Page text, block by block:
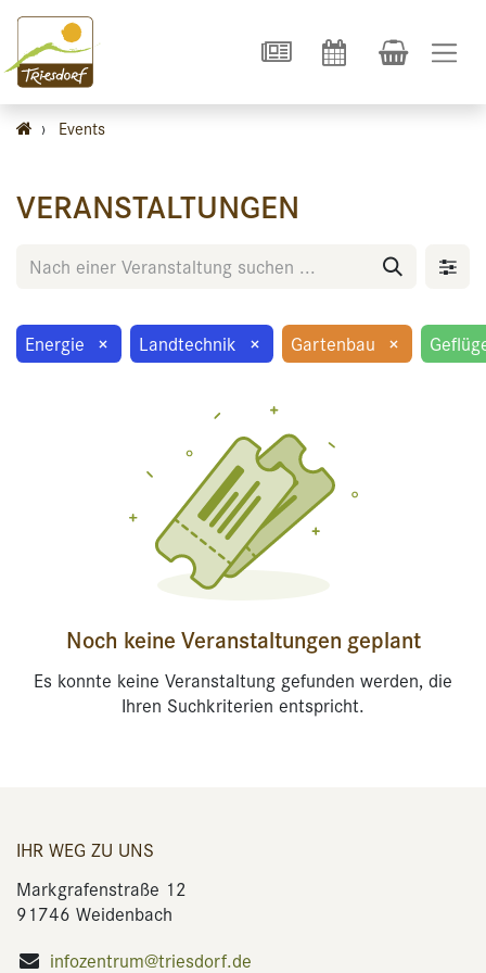
› Events
VERANSTALTUNGEN
Energie × Landtechnik × Gartenbau ×
Noch keine Veranstaltungen geplant
Es konnte keine Veranstaltung gefunden werden, die
Ihren Suchkriterien entspricht.
IHR WEG ZU UNS
Markgrafenstraße 12
91746 Weidenbach
infozentrum@triesdorf.de